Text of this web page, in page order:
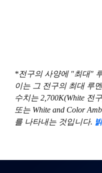
*전구의 사양에 "최대"
이는 그 전구의 최대 루
수치는 2,700K(White 전
또는 White and Color
를 나타내는 것입니다.